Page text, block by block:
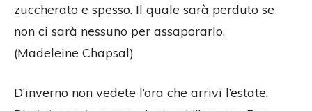
zuccherato e spesso. Il quale sarà perduto se
non ci sarà nessuno per assaporarlo.
(Madeleine Chapsal)
D’inverno non vedete l’ora che arrivi l’estate.